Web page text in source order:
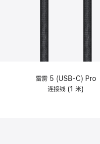
雷雳 5 (USB-C) Pro
连接线 (1 米)